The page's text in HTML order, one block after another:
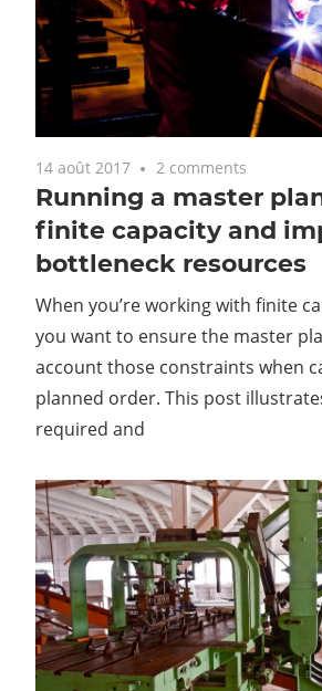
14 août 2017 2 comments
Running a master
finite capacity and
bottleneck resources
When you’re working with finite
you want to ensure the master
account those constraints when
planned order. This post
required and